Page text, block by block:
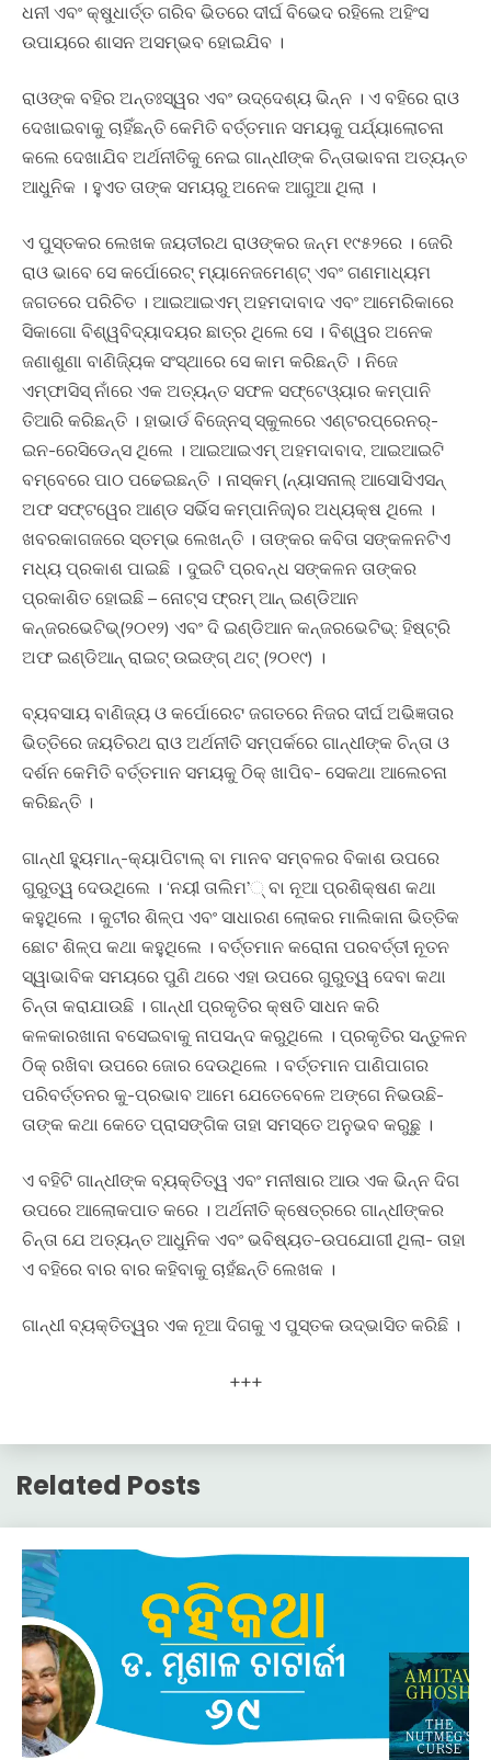
ଧନୀ ଏବଂ କ୍ଷୁଧାର୍ତ୍ତ ଗରିବ ଭିତରେ ଦୀର୍ଘ ବିଭେଦ ରହିଲେ ଅହିଂସ
ଉପାୟରେ ଶାସନ ଅସମ୍ଭବ ହୋଇଯିବ ।
ରାଓଙ୍କ ବହିର ଅନ୍ତଃସ୍ୱର ଏବଂ ଉଦ୍ଦେଶ୍ୟ ଭିନ୍ନ । ଏ ବହିରେ ରାଓ
ଦେଖାଇବାକୁ ଚାହିଁଛନ୍ତି କେମିତି ବର୍ତ୍ତମାନ ସମୟକୁ ପର୍ଯ୍ୟାଲୋଚନା
କଲେ ଦେଖାଯିବ ଅର୍ଥନୀତିକୁ ନେଇ ଗାନ୍ଧୀଙ୍କ ଚିନ୍ତାଭାବନା ଅତ୍ୟନ୍ତ
ଆଧୁନିକ । ହୁଏତ ତାଙ୍କ ସମୟରୁ ଅନେକ ଆଗୁଆ ଥିଲା ।
ଏ ପୁସ୍ତକର ଲେଖକ ଜୟତୀରଥ ରାଓଙ୍କର ଜନ୍ମ ୧୯୫୨ରେ । ଜେରି
ରାଓ ଭାବେ ସେ କର୍ପୋରେଟ୍‍ ମ୍ୟାନେଜମେଣ୍ଟ୍‍ ଏବଂ ଗଣମାଧ୍ୟମ
ଜଗତରେ ପରିଚିତ । ଆଇଆଇଏମ୍‍ ଅହମଦାବାଦ ଏବଂ ଆମେରିକାରେ
ସିକାଗୋ ବିଶ୍ୱବିଦ୍ୟାଦୟର ଛାତ୍ର ଥିଲେ ସେ । ବିଶ୍ୱର ଅନେକ
ଜଣାଶୁଣା ବାଣିଜ୍ୟିକ ସଂସ୍ଥାରେ ସେ କାମ କରିଛନ୍ତି । ନିଜେ
ଏମ୍‍ଫାସିସ୍‍ ନାଁରେ ଏକ ଅତ୍ୟନ୍ତ ସଫଳ ସଫ୍ଟେଓ୍‍ୟାର କମ୍ପାନି
ତିଆରି କରିଛନ୍ତି । ହାଭାର୍ଡ ବିଜ୍‍ନେସ୍‍ ସ୍କୁଲରେ ଏଣ୍ଟରପ୍ରେନର୍‍-
ଇନ-ରେସିଡେନ୍ସ ଥିଲେ । ଆଇଆଇଏମ୍‍ ଅହମଦାବାଦ, ଆଇଆଇଟି
ବମ୍ବେରେ ପାଠ ପଢେଇଛନ୍ତି । ନାସ୍‍କମ୍‍ (ନ୍ୟାସନାଲ୍‍ ଆସୋସିଏସନ୍‍
ଅଫ ସଫ୍‍ଟୱେର ଆଣ୍ଡ ସର୍ଭିସ କମ୍ପାନିଜ୍‍)ର ଅଧ୍ୟକ୍ଷ ଥିଲେ ।
ଖବରକାଗଜରେ ସ୍ତମ୍ଭ ଲେଖନ୍ତି । ତାଙ୍କର କବିତା ସଙ୍କଳନଟିଏ
ମଧ୍ୟ ପ୍ରକାଶ ପାଇଛି । ଦୁଇଟି ପ୍ରବନ୍ଧ ସଙ୍କଳନ ତାଙ୍କର
ପ୍ରକାଶିତ ହୋଇଛି – ନୋଟ୍‍ସ ଫ୍ରମ୍‍ ଆନ୍‍ ଇଣ୍ଡିଆନ
କନ୍‍ଜରଭେଟିଭ୍‍(୨୦୧୨) ଏବଂ ଦି ଇଣ୍ଡିଆନ କନ୍‍ଜରଭେଟିଭ୍‍: ହିଷ୍ଟ୍ରି
ଅଫ ଇଣ୍ଡିଆନ୍‍ ରାଇଟ୍‍ ଉଇଙ୍ଗ୍‍ ଥଟ୍‍ (୨୦୧୯) ।
ବ୍ୟବସାୟ ବାଣିଜ୍ୟ ଓ କର୍ପୋରେଟ ଜଗତରେ ନିଜର ଦୀର୍ଘ ଅଭିଜ୍ଞତାର
ଭିତ୍ତିରେ ଜୟତିରଥ ରାଓ ଅର୍ଥନୀତି ସମ୍ପର୍କରେ ଗାନ୍ଧୀଙ୍କ ଚିନ୍ତା ଓ
ଦର୍ଶନ କେମିତି ବର୍ତ୍ତମାନ ସମୟକୁ ଠିକ୍‍ ଖାପିବ- ସେକଥା ଆଲେଚନା
କରିଛନ୍ତି ।
ଗାନ୍ଧୀ ହ୍ୟୁମାନ୍‍-କ୍ୟାପିଟାଲ୍‍ ବା ମାନବ ସମ୍ବଳର ବିକାଶ ଉପରେ
ଗୁରୁତ୍ୱ ଦେଉଥିଲେ । ‘ନୟୀ ତାଲିମ’୍‍ ବା ନୂଆ ପ୍ରଶିକ୍ଷଣ କଥା
କହୁଥିଲେ । କୁଟୀର ଶିଳ୍ପ ଏବଂ ସାଧାରଣ ଲୋକର ମାଲିକାନା ଭିତ୍ତିକ
ଛୋଟ ଶିଳ୍ପ କଥା କହୁଥିଲେ । ବର୍ତ୍ତମାନ କରୋନା ପରବର୍ତ୍ତୀ ନୂତନ
ସ୍ୱାଭାବିକ ସମୟରେ ପୁଣି ଥରେ ଏହା ଉପରେ ଗୁରୁତ୍ୱ ଦେବା କଥା
ଚିନ୍ତା କରାଯାଉଛି । ଗାନ୍ଧୀ ପ୍ରକୃତିର କ୍ଷତି ସାଧନ କରି
କଳକାରଖାନା ବସେଇବାକୁ ନାପସନ୍ଦ କରୁଥିଲେ । ପ୍ରକୃତିର ସନ୍ତୁଳନ
ଠିକ୍‍ ରଖିବା ଉପରେ ଜୋର ଦେଉଥିଲେ । ବର୍ତ୍ତମାନ ପାଣିପାଗର
ପରିବର୍ତ୍ତନର କୁ-ପ୍ରଭାବ ଆମେ ଯେତେବେଳେ ଅଙ୍ଗେ ନିଭଉଛି-
ତାଙ୍କ କଥା କେତେ ପ୍ରାସଙ୍ଗିକ ତାହା ସମସ୍ତେ ଅନୁଭବ କରୁଛୁ ।
ଏ ବହିଟି ଗାନ୍ଧୀଙ୍କ ବ୍ୟକ୍ତିତ୍ୱ ଏବଂ ମନୀଷାର ଆଉ ଏକ ଭିନ୍ନ ଦିଗ
ଉପରେ ଆଲୋକପାତ କରେ । ଅର୍ଥନୀତି କ୍ଷେତ୍ରରେ ଗାନ୍ଧୀଙ୍କର
ଚିନ୍ତା ଯେ ଅତ୍ୟନ୍ତ ଆଧୁନିକ ଏବଂ ଭବିଷ୍ୟତ-ଉପଯୋଗୀ ଥିଲା- ତାହା
ଏ ବହିରେ ବାର ବାର କହିବାକୁ ଚାହଁଛନ୍ତି ଲେଖକ ।
ଗାନ୍ଧୀ ବ୍ୟକ୍ତିତ୍ୱର ଏକ ନୂଆ ଦିଗକୁ ଏ ପୁସ୍ତକ ଉଦ୍‍ଭାସିତ କରିଛି ।
+++
Related Posts